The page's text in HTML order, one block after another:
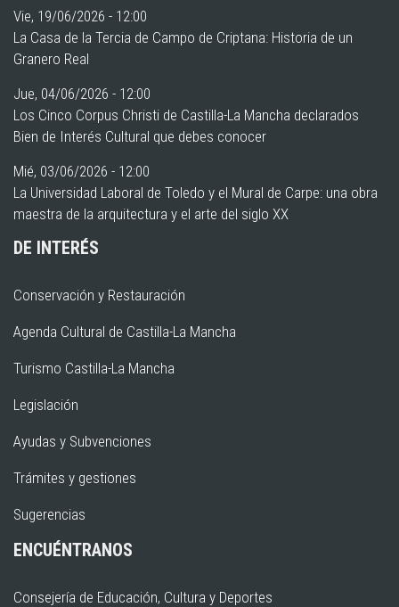
Vie, 19/06/2026 - 12:00
La Casa de la Tercia de Campo de Criptana: Historia de un
Granero Real
Jue, 04/06/2026 - 12:00
Los Cinco Corpus Christi de Castilla-La Mancha declarados
Bien de Interés Cultural que debes conocer
Mié, 03/06/2026 - 12:00
La Universidad Laboral de Toledo y el Mural de Carpe: una obra
maestra de la arquitectura y el arte del siglo XX
DE INTERÉS
Conservación y Restauración
Agenda Cultural de Castilla-La Mancha
Turismo Castilla-La Mancha
Legislación
Ayudas y Subvenciones
Trámites y gestiones
Sugerencias
ENCUÉNTRANOS
Consejería de Educación, Cultura y Deportes